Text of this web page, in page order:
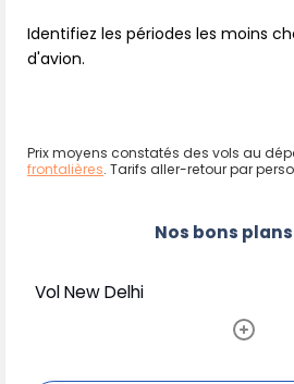
Identifiez les périodes les moins
d'avion.
Prix moyens constatés des vols au
frontalières. Tarifs aller-retour par
Nos bons
Vol New Delhi